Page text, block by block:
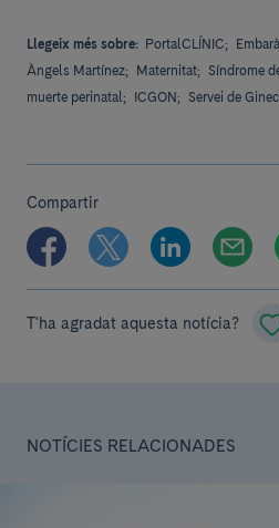
Llegeix més sobre: PortalCLÍNIC;
Àngels Martínez;
Maternitat;
Síndrome
muerte perinatal;
ICGON; Servei de
Compartir
T'ha agradat aquesta notícia?
NOTÍCIES RELACIONADES